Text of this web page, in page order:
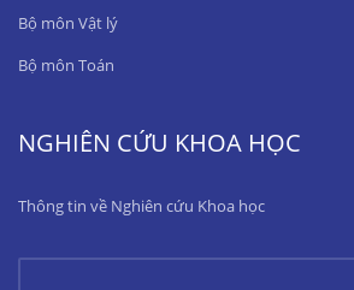
Bộ môn Vật lý
Bộ môn Toán
NGHIÊN CỨU KHOA HỌC
Thông tin về Nghiên cứu Khoa học